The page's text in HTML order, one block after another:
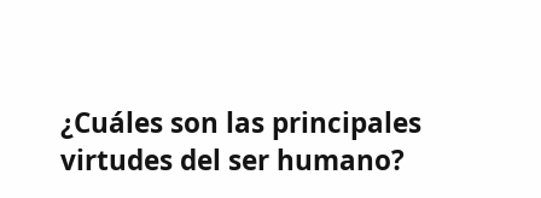
¿Cuáles son las principales
virtudes del ser humano?